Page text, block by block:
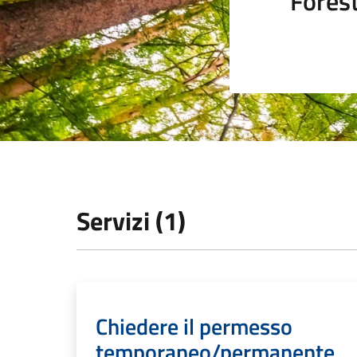
Servizi (1)
Chiedere il permesso